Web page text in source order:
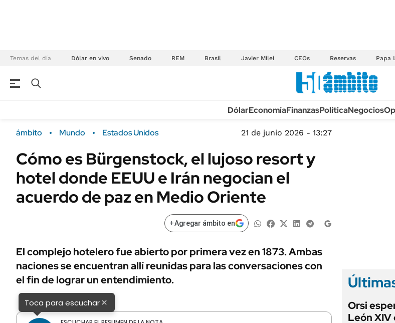
Temas del día Dólar en vivo Senado REM Brasil Javier Milei CEOs Reservas Papa
Campo
FINANZAS
Dólar
Sustentabilidad
Seguros
POLÍTICA
URUGUAY
TECNOLOGÍA
MÉXICO
MUNDO
INFORMACIÓN GENERAL
ESPECTÁCULOS
AUTOS
DólarEconomíaFinanzasPolíticaNegocios
ámbito Mundo Estados Unidos 21 de junio 2026 - 13:27
Cómo es Bürgenstock, el lujoso resort y
hotel donde EEUU e Irán negocian el
acuerdo de paz en Medio Oriente
+Agregar ámbito en
El complejo hotelero fue abierto por primera vez en 1873. Ambas
naciones se encuentran allí reunidas para las conversaciones con
el fin de lograr un entendimiento.
Toca para escuchar×
Orsi
León XIV